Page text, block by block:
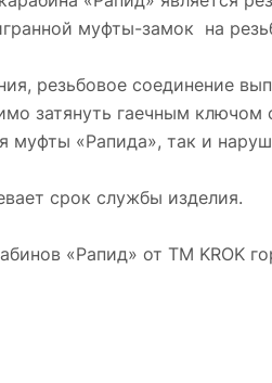
муфты-замок на
резьбовое соединение
затянуть гаечным
«Рапида», так и
срок службы изделия.
«Рапид» от ТМ KROK